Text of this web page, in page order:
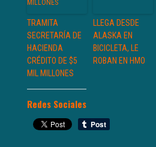
TRAMITA
SECRETARÍA DE
HACIENDA
CRÉDITO DE $5
MIL MILLONES
LLEGA DESDE
ALASKA EN
BICICLETA, LE
ROBAN EN HMO
Redes Sociales